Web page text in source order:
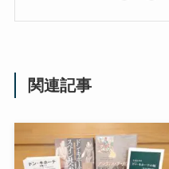
関連記事